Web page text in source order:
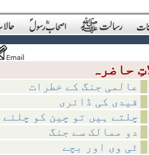
عالمی جنگ کے خطرات
قیدی کی ڈائری
چلتے ہیں تو چین کو چلئے
دو ممالک سے جنگ
ٹی وی اور بچے